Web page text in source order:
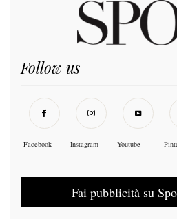
Follow us
Facebook Instagram Youtube
Fai pubblicità su